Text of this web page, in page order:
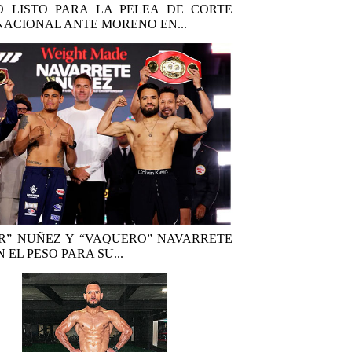
LISTO PARA LA PELEA DE CORTE
ANTE MORENO EN...
NUÑEZ Y “VAQUERO” NAVARRETE
EL PESO PARA SU...